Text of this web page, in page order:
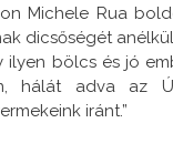
Michele Rua
dicsőségét
bölcs és jó
hálát adva az
iránt.”